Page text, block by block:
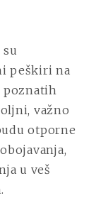
peškiri na
poznatih
važno
otporne
u veš